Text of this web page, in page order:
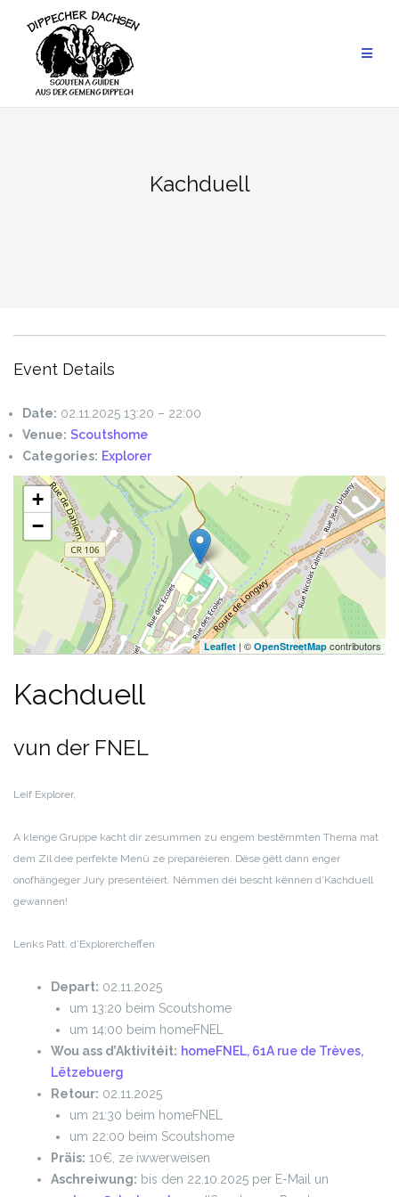
content
Kachduell
Event Details
Date: 02.11.2025 13:20 – 22:00
Venue: Scoutshome
Categories: Explorer
+
−
Leaflet | © OpenStreetMap contributors
Kachduell
vun der FNEL
Leif Explorer,
A klenge Gruppe kacht dir zesummen zu engem bestëmmten Thema mat
dem Zil dee perfekte Menü ze preparéieren. Dëse gëtt dann enger
onofhängeger Jury presentéiert. Nëmmen déi bescht kënnen d’Kachduell
gewannen!
Lenks Patt, d’Explorercheffen
Depart: 02.11.2025
um 13:20 beim Scoutshome
um 14:00 beim homeFNEL
Wou ass d’Aktivitéit: homeFNEL, 61A rue de Trèves,
Lëtzebuerg
Retour: 02.11.2025
um 21:30 beim homeFNEL
um 22:00 beim Scoutshome
Präis: 10€, ze iwwerweisen
Aschreiwung: bis den 22.10.2025 per E-Mail un